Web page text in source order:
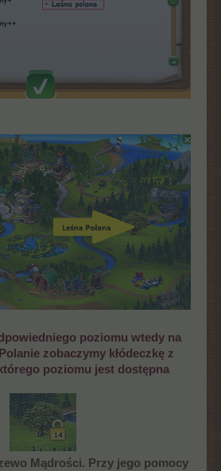
poziomu wtedy na
zobaczymy kłódeczkę z
poziomu jest dostępna
Mądrości. Przy jego pomocy